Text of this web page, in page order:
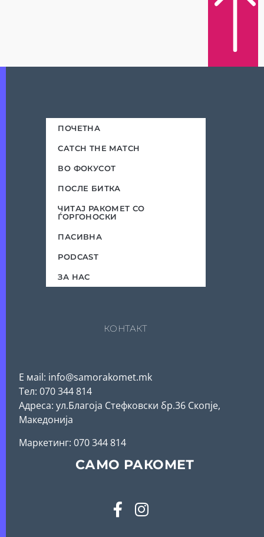
ПОЧЕТНА
CATCH THE MATCH
ВО ФОКУСОТ
ПОСЛЕ БИТКА
ЧИТАЈ РАКОМЕТ СО
ЃОРГОНОСКИ
ПАСИВНА
PODCAST
ЗА НАС
КОНТАКТ
Е мail: info@samorakomet.mk
Тел: 070 344 814
Адреса: ул.Благоја Стефковски бр.36 Скопје,
Македонија
Mаркетинг: 070 344 814
САМО РАКОМЕТ